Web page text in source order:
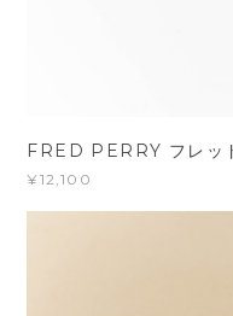
FRED PERRY フレッ
¥12,100